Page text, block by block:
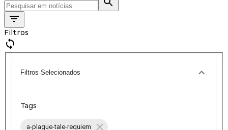
Filtros
Filtros Selecionados
Tags
a-plague-tale-requiem